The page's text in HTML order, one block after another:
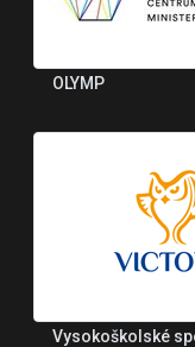
OLYMP
Vysokoškolské